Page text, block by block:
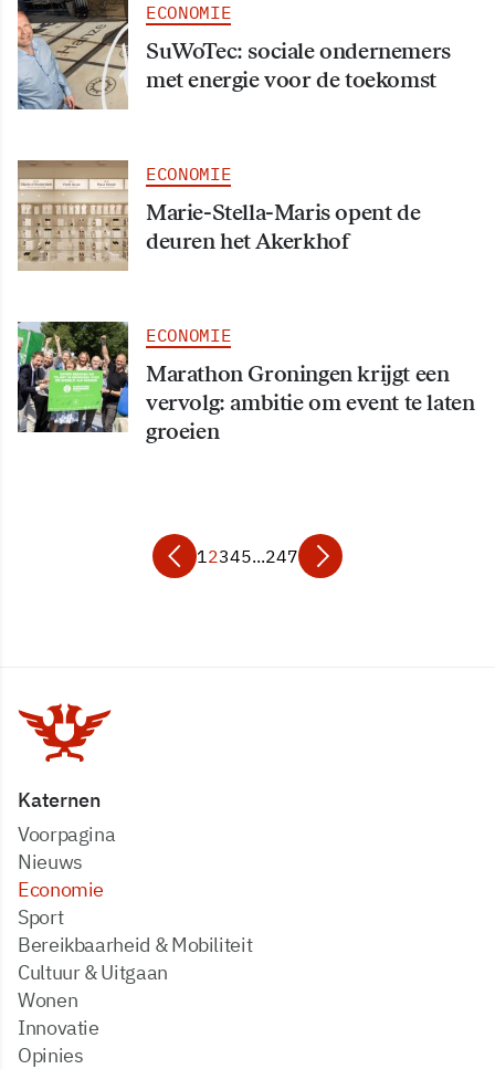
ECONOMIE
SuWoTec: sociale ondernemers
met energie voor de toekomst
ECONOMIE
Marie-Stella-Maris opent de
deuren het Akerkhof
ECONOMIE
Marathon Groningen krijgt een
vervolg: ambitie om event te laten
groeien
12345...247
Katernen
Voorpagina
Nieuws
Economie
Sport
Bereikbaarheid & Mobiliteit
Cultuur & Uitgaan
Wonen
Innovatie
Opinies